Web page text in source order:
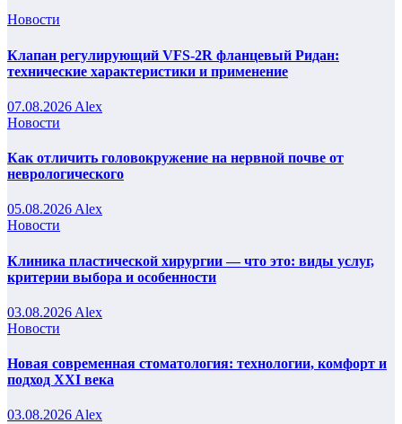
Новости
Клапан регулирующий VFS-2R фланцевый Ридан:
технические характеристики и применение
07.08.2026 Alex
Новости
Как отличить головокружение на нервной почве от
неврологического
05.08.2026 Alex
Новости
Клиника пластической хирургии — что это: виды услуг,
критерии выбора и особенности
03.08.2026 Alex
Новости
Новая современная стоматология: технологии, комфорт и
подход XXI века
03.08.2026Alex